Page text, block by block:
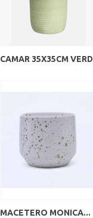
CAMAR 35X35CM
MACETERO MONICA...